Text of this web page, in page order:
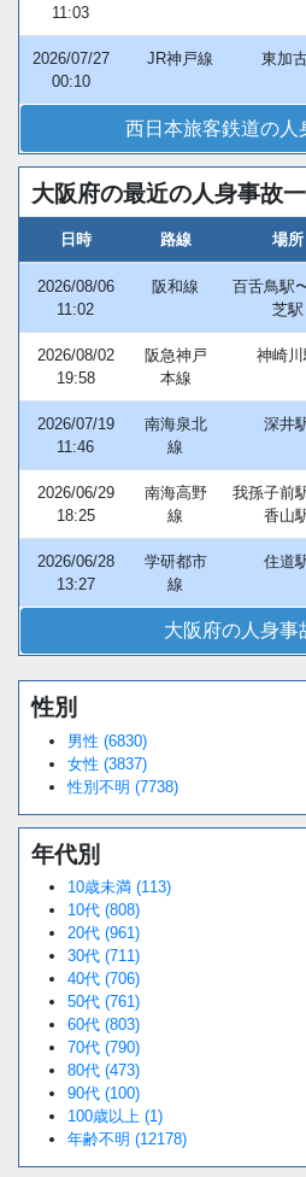
11:03
2026/07/27
00:10
JR神戸線 東加
西日本旅客鉄道の人
大阪府の最近の人身事故
日時 路線 場所
2026/08/06
11:02
阪和線
百舌鳥駅
芝駅
2026/08/02
19:58
阪急神戸
本線
神崎川
2026/07/19
11:46
南海泉北
線
深井
2026/06/29
18:25
南海高野
線
我孫子前
香山
2026/06/28
13:27
学研都市
線
住道
大阪府の人身事
Unmute
性別
男性 (6830)
女性 (3837)
性別不明 (7738)
年代別
10歳未満 (113)
10代 (808)
20代 (961)
30代 (711)
40代 (706)
50代 (761)
60代 (803)
70代 (790)
80代 (473)
90代 (100)
100歳以上 (1)
年齢不明 (12178)